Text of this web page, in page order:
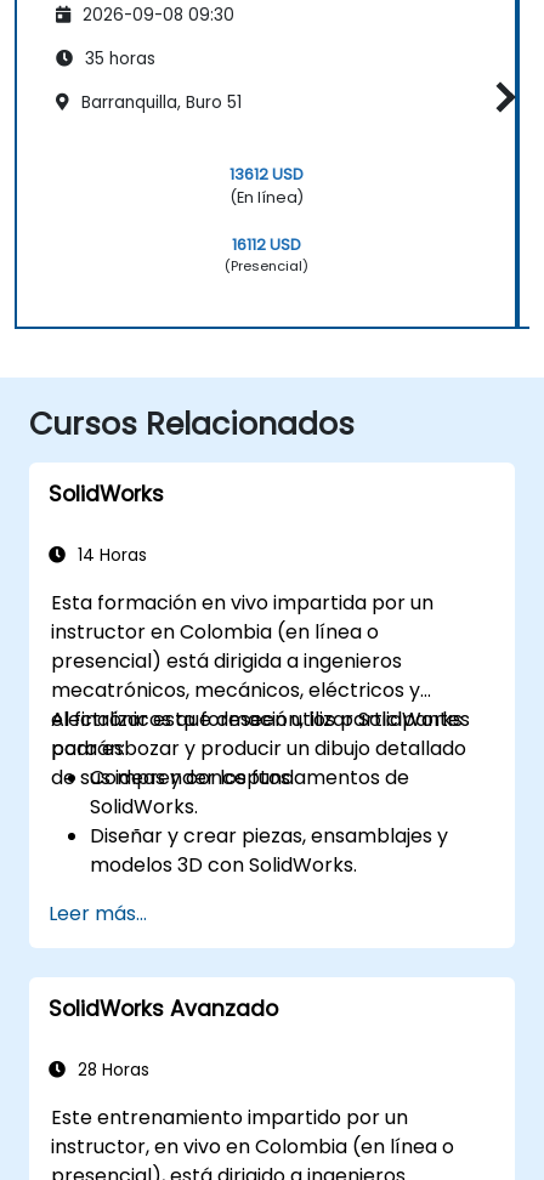
2026-09-08 09:30
35 horas
Barranquilla, Buro 51
13612 USD
(En línea)
16112 USD
(Presencial)
Cursos Relacionados
SolidWorks
14 Horas
Esta formación en vivo impartida por un
instructor en Colombia (en línea o
presencial) está dirigida a ingenieros
mecatrónicos, mecánicos, eléctricos y
electrónicos que deseen utilizar SolidWorks
para esbozar y producir un dibujo detallado
de sus ideas y conceptos.
Al finalizar esta formación, los participantes
podrán:
Comprender los fundamentos de
SolidWorks.
Diseñar y crear piezas, ensamblajes y
modelos 3D con SolidWorks.
Leer más...
SolidWorks Avanzado
28 Horas
Este entrenamiento impartido por un
instructor, en vivo en Colombia (en línea o